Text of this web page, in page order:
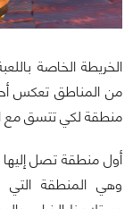
الخريطة الخاصة
من المناطق تعكس
منطقة لكي تتسق مع